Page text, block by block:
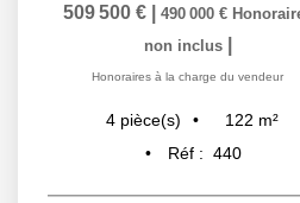
509 500 € 490 000 €
non inclus
Honoraires à la charge du vendeur
4 pièce(s) 122 m²
Réf : 440